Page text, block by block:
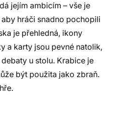
jejím ambicím – vše je
hráči snadno pochopili
je přehledná, ikony
a karty jsou pevné natolik,
u stolu. Krabice je
být použita jako zbraň.